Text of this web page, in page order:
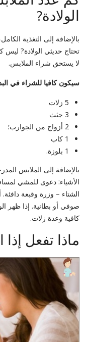
الولادة?
بالإضافة إلى التغذية
تحتاج حديثي الولادة? ليس
لا يستحق شراء الملابس.
سيكون كافيا للشراء في
5 زلات
3 جثث
2 أزواج من الجوارب؛
1 كاب
1 بلوزة.
بالإضافة إلى الملابس
الأشياء: دعوى للمشي
الشتاء – وزرة وقبعة
صوفي أو بطانية. إذا ظهر
كافية وعدة زلات.
ماذا تفعل